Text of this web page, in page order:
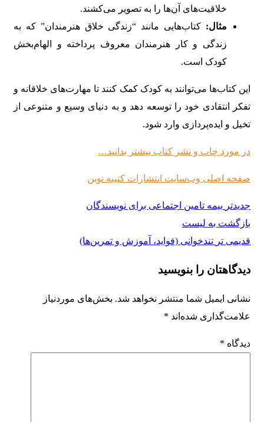
خلاقیت‌های آن‌ها را به تصویر می‌کشند.
مثال: کتاب‌هایی مانند “زندگی خلاق هنرمندان” که به
زندگی و کار هنرمندان معروف پرداخته و الهام‌بخش
کودک است.
این کتاب‌ها می‌توانند به کودک کمک کنند تا مهارت‌های خلاقانه و
تفکر انتقادی خود را توسعه دهد و به دنیای وسیع و متنوعی از
تخیل و ایده‌پردازی وارد شود.
در مورد چاپ و نشر کتاب بیشتر بدانید…
صفحه اصلی وب‌سایت انتشارات کتیبه نوین
جدیدتر بیمه تامین اجتماعی برای نویسندگان
بازگشت به لیست
قدیمی تر تندخوانی (فواید، آموزش و تمرین‌ها)
دیدگاهتان را بنویسید
نشانی ایمیل شما منتشر نخواهد شد. بخش‌های موردنیاز
علامت‌گذاری شده‌اند *
دیدگاه *